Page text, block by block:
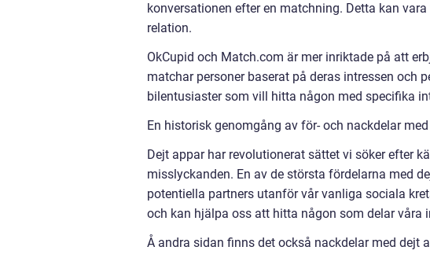
konversationen efter en matchning. Detta kan
relation.
OkCupid och Match.com är mer inriktade på att
matchar personer baserat på deras intressen och
bilentusiaster som vill hitta någon med specifika
En historisk genomgång av för- och nackdelar
Dejt appar har revolutionerat sättet vi söker efter
misslyckanden. En av de största fördelarna med
potentiella partners utanför vår vanliga sociala
och kan hjälpa oss att hitta någon som delar våra
Å andra sidan finns det också nackdelar med dejt